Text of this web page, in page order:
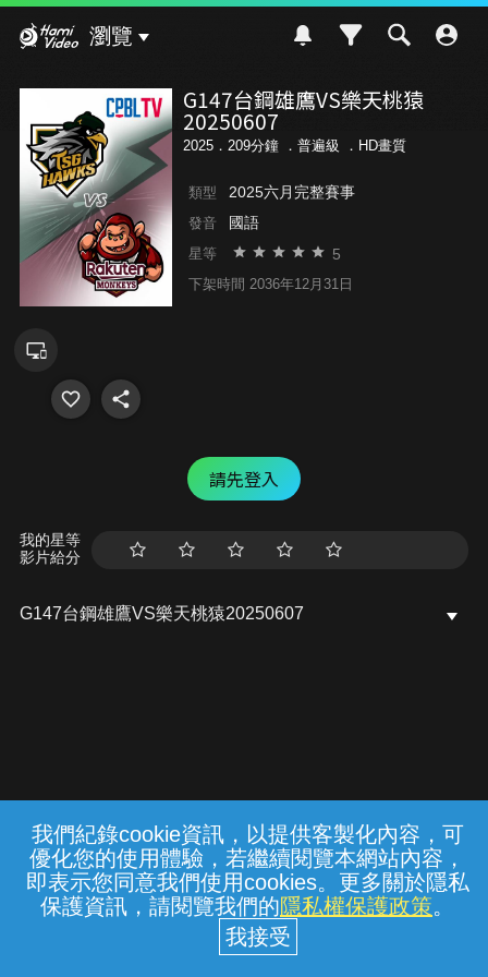
我們紀錄cookie資訊，以提供客製化內容，可
優化您的使用體驗，若繼續閱覽本網站內容，
即表示您同意我們使用cookies。更多關於隱私
保護資訊，請閱覽我們的隱私權保護政策。
瀏覽
G147台鋼雄鷹VS樂天桃猿
20250607
2025．209分鐘 ． 普遍級 ．HD畫質
類型 2025六月完整賽事
發音 國語
星等 5
下架時間 2036年12月31日
請先登入
我的星等
影片給分
G147台鋼雄鷹VS樂天桃猿20250607
常見問題 線上客服 服務條款 隱私權保護
中華電信股份有限公司個人家庭分公司
(統一編號：96979949) © 2026
{{notifyMsg}}